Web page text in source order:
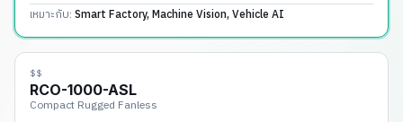
เหมาะกับ: Smart Factory, Machine Vision, Vehicle AI
$$
RCO-1000-ASL
Compact Rugged Fanless